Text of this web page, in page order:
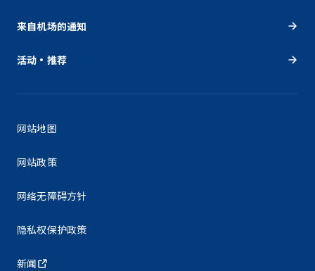
来自机场的通知
活动・推荐
网站地图
网站政策
网络无障碍方针
隐私权保护政策
新闻